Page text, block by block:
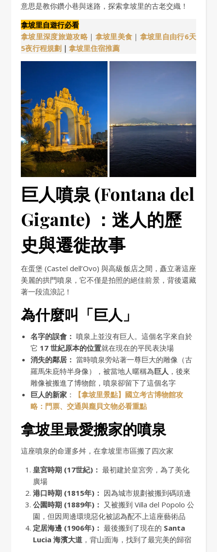
意思是教你鑽小巷與迷路，探索拿坡里的古老交織！
拿坡里自遊行必看
拿坡里深度旅遊攻略 ｜ 拿坡里美食 ｜ 拿坡里自由行6天
5夜行程規劃 ｜ 拿坡里住宿推薦
巨人噴泉 (Fontana del
Gigante) ：迷人的歷
史與遷徙故事
在蛋堡 (Castel dell’Ovo) 與高級飯店之間，矗立著這座
美麗的拱門噴泉，它不僅是拍照的絕佳前景，背後還藏
著一段流浪記！
為什麼叫「巨人」
名字的誤會： 噴泉上並沒有巨人。這個名字來自於
它 17 世紀原本的位置就在現在的平民表決場
消失的鄰居： 當時噴泉旁站著一尊巨大的雕像（古
羅馬朱庇特半身像），被當地人暱稱為巨人 ，後來
雕像被搬進了博物館，噴泉卻留下了這個名字
巨人的新家 ：
【拿坡里景點】國立考古博物館攻
略：門票、交通與龐貝文物必看重點
拿坡里最愛搬家的噴泉
這座噴泉的命運多舛，在拿坡里市區搬了四次家
皇宮時期 (17世紀)： 最初建於皇宮旁，為了美化
廣場
港口時期 (1815年)： 因為城市規劃被搬到碼頭邊
公園時期 (1889年)： 又被搬到 Villa del Popolo 公
園，但因周邊環境惡化被認為配不上這座藝術品
定居海邊 (1906年)： 最後搬到了現在的 Santa
Lucia 海濱大道 ，背山面海，找到了最完美的歸宿